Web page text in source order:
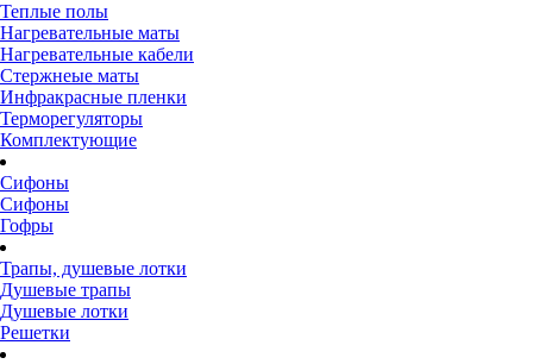
Теплые полы
Нагревательные маты
Нагревательные кабели
Стержнеые маты
Инфракрасные пленки
Терморегуляторы
Комплектующие
Сифоны
Сифоны
Гофры
Трапы, душевые лотки
Душевые трапы
Душевые лотки
Решетки